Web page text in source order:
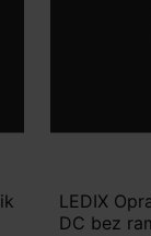
LEDIX
DC bez